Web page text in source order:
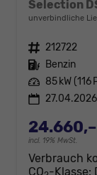
unverbindliche
Fahrzeugnr. 212722
Kraftstoff Benzin
Leistung 85 kW (116
27.04.2026
incl. 19% MwSt.
Verbrauch
CO -Klasse: